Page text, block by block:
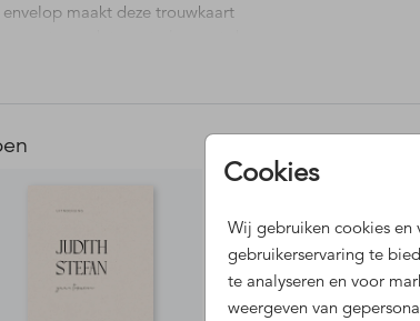
Cookies
Wij gebruiken cookies
gebruikerservaring te
te analyseren en voor
weergeven van
maakt deze trouwkaart
is ook mogelijk in een andere